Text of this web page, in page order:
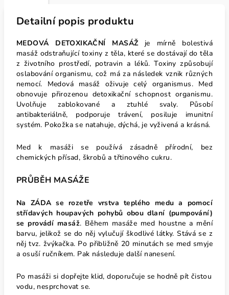
Detailní popis produktu
MEDOVÁ DETOXIKAČNÍ MASÁŽ
je mírně bolestivá
masáž odstraňující toxiny z těla, které se dostávají do těla
z životního prostředí, potravin a léků. Toxiny způsobují
oslabování organismu, což má za následek vznik různých
nemocí. Medová masáž oživuje celý organismus. Med
obnovuje přirozenou detoxikační schopnost organismu.
Uvolňuje zablokované a ztuhlé svaly. Působí
antibakteriálně, podporuje trávení, posiluje imunitní
systém. Pokožka se natahuje, dýchá, je vyživená a krásná.
Med k masáži se používá zásadně přírodní, bez
chemických přísad, škrobů a třtinového cukru.
PRŮBĚH MASÁŽE
Na ZÁDA se rozetře vrstva teplého medu a pomocí
střídavých houpavých pohybů obou dlaní (pumpování)
se provádí masáž. Během masáže med houstne a mění
barvu, jelikož se do něj vylučují škodlivé látky. Stává se z
něj tvz. žvýkačka. Po přibližně 20 minutách se med smyje
a osuší ručníkem. Pak následuje další nanesení.
Po masáži si dopřejte klid, doporučuje se hodně pít čistou
vodu, nesprchovat se.